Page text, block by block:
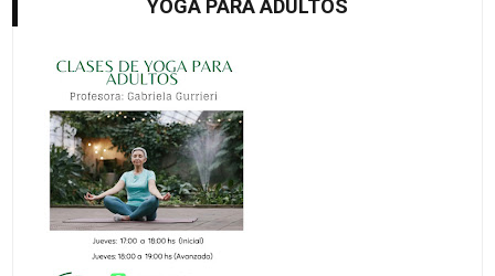
YOGA PARA ADULTOS